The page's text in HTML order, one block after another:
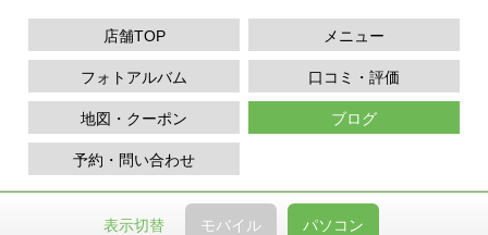
店舗TOP メニュー
フォトアルバム 口コミ・評価
地図・クーポン ブログ
予約・問い合わせ
表示切替 モバイル パソコン